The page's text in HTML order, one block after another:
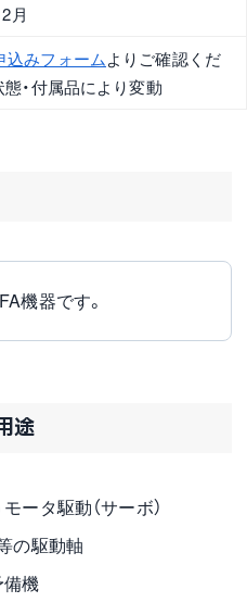
月
込みフォームよりご確認くだ
・付属品により変動
機器です。
途
ータ駆動（サーボ）
の駆動軸
備機